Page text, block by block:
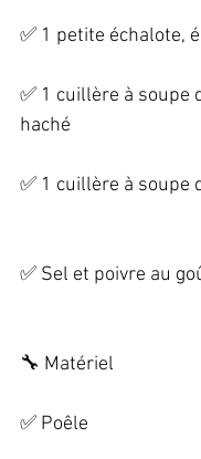
✅ 1 petite échalote,
✅ 1 cuillère à soupe
haché
✅ 1 cuillère à soupe
✅ Sel et poivre au
🔧 Matériel
✅ Poêle